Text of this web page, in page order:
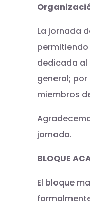
La jornada
dedicada al
general;
miembros
jornada.
BLOQUE
El bloque